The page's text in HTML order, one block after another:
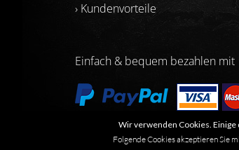
› Kundenvorteile
Einfach & bequem bezahlen mit
Wir verwenden Cookies.
Folgende Cookies akzeptieren Sie